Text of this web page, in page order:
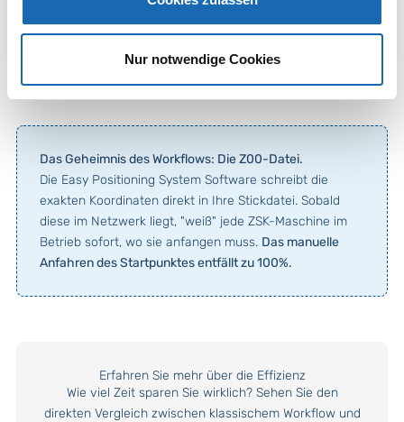
Nur notwendige Cookies
03
Sticken
Das Geheimnis des Workflows: Die Z00-Datei.
Die Easy Positioning System Software schreibt die
exakten Koordinaten direkt in Ihre Stickdatei. Sobald
diese im Netzwerk liegt, "weiß" jede ZSK-Maschine im
Betrieb sofort, wo sie anfangen muss. Das manuelle
Anfahren des Startpunktes entfällt zu 100%.
Erfahren Sie mehr über die Effizienz
Wie viel Zeit sparen Sie wirklich? Sehen Sie den
direkten Vergleich zwischen klassischem Workflow und